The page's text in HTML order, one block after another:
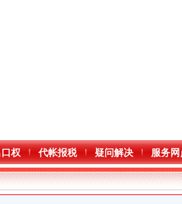
权 代帐报税 疑问解决 服务网